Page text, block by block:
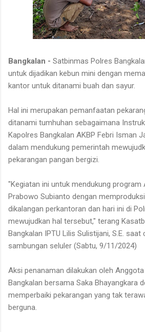
Bangkalan - Satbinmas Polres
untuk dijadikan kebun mini dengan
kantor untuk ditanami buah dan sayur.
Hal ini merupakan pemanfaatan
ditanami tumhuhan sebagaimana
Kapolres Bangkalan AKBP Febri Isman
dalam mendukung pemerintah
pekarangan pangan bergizi.
"Kegiatan ini untuk mendukung program
Prabowo Subianto dengan
dikalangan perkantoran dan hari ini di
mewujudkan hal tersebut," terang
Bangkalan IPTU Lilis Sulistijani, S.E.
sambungan seluler (Sabtu, 9/11/2024)
Aksi penanaman dilakukan oleh
Bangkalan bersama Saka Bhayangkara
memperbaiki pekarangan yang tak
berguna.